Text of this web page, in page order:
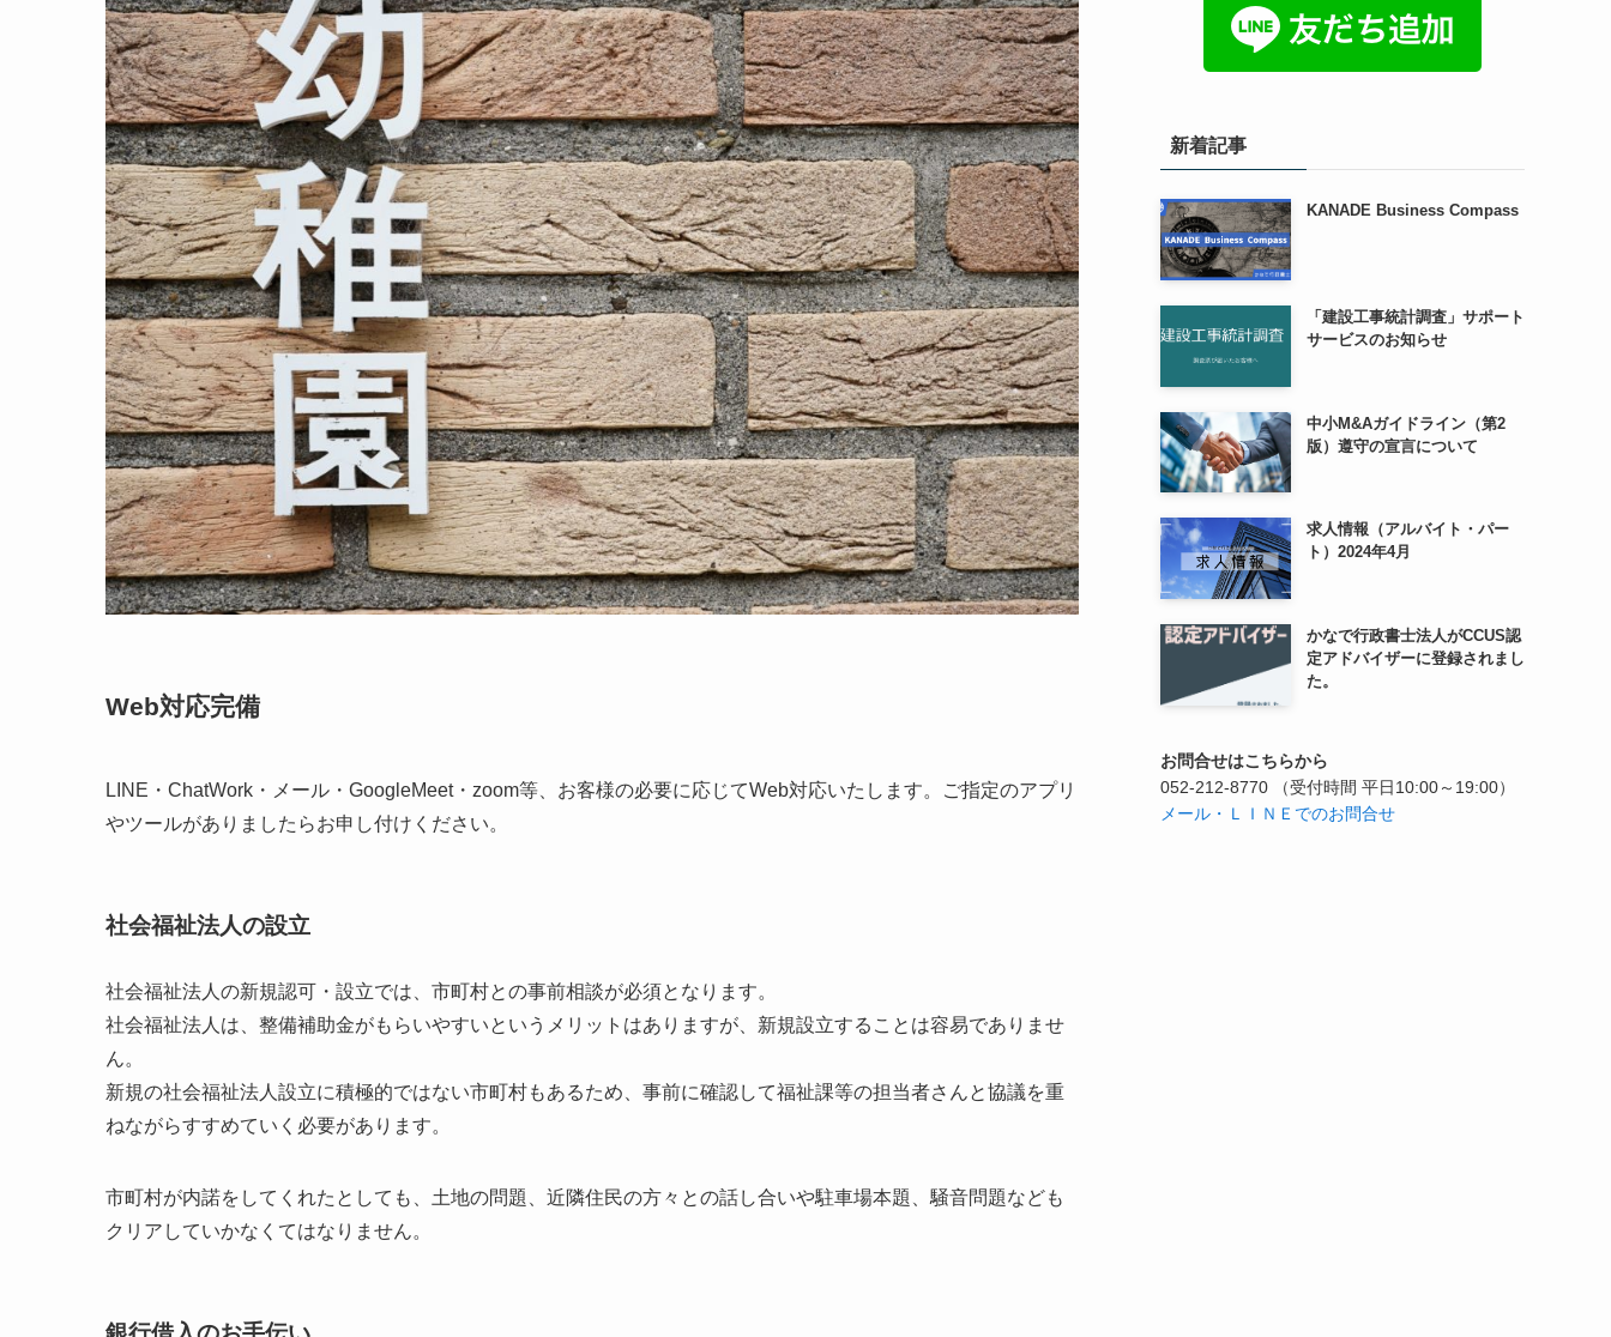
Web対応完備
LINE・ChatWork・メール・GoogleMeet・zoom等、お客様の必要に応じてWeb対応いたします。ご指定のアプリ
やツールがありましたらお申し付けください。
社会福祉法人の設立
社会福祉法人の新規認可・設立では、市町村との事前相談が必須となります。
社会福祉法人は、整備補助金がもらいやすいというメリットはありますが、新規設立することは容易でありませ
ん。
新規の社会福祉法人設立に積極的ではない市町村もあるため、事前に確認して福祉課等の担当者さんと協議を重
ねながらすすめていく必要があります。
市町村が内諾をしてくれたとしても、土地の問題、近隣住民の方々との話し合いや駐車場本題、騒音問題なども
クリアしていかなくてはなりません。
新着記事
KANADE Business Compass
「建設工事統計調査」サポート
サービスのお知らせ
中小M&Aガイドライン（第2
版）遵守の宣言について
求人情報（アルバイト・パー
ト）2024年4月
かなで行政書士法人がCCUS認
定アドバイザーに登録されまし
た。
お問合せはこちらから
052-212-8770
（受付時間 平日10:00～19:00）
メール・ＬＩＮＥでのお問合せ